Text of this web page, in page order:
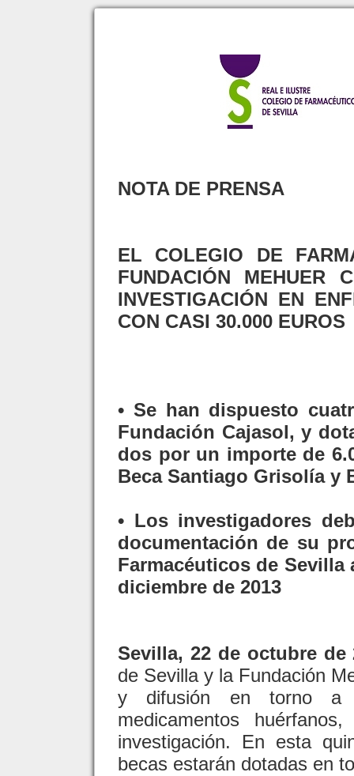
NOTA DE PRENSA
EL COLEGIO DE
FUNDACIÓN MEHUER
INVESTIGACIÓN EN
CON CASI 30.000 EUROS
• Se han dispuesto
Fundación Cajasol, y
dos por un importe de
Beca Santiago Grisolía y
• Los investigadores
documentación de su
Farmacéuticos de Sevilla
diciembre de 2013
Sevilla, 22 de octubre de
de Sevilla y la Fundación
y difusión en torno a
medicamentos
investigación. En esta
becas estarán dotadas en